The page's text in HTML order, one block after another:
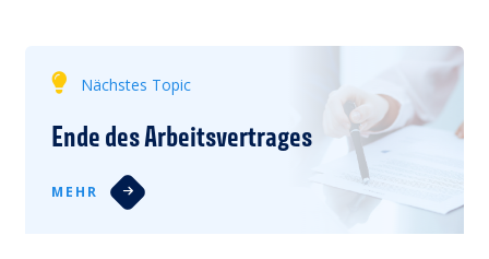
Nächstes Topic
Ende des Arbeitsvertrages
MEHR